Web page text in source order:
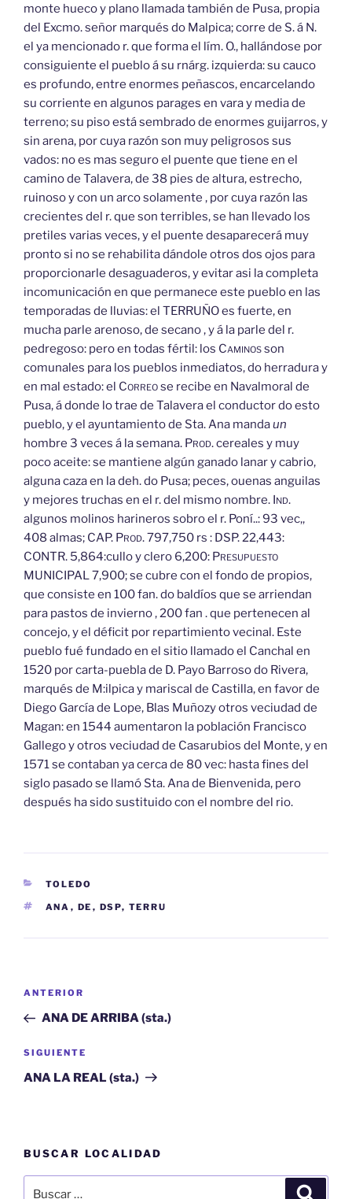
monte hueco y plano llamada también de Pusa, propia
del Excmo. señor marqués do Malpica; corre de S. á N.
el ya mencionado r. que forma el lím. O., hallándose por
consiguiente el pueblo á su rnárg. izquierda: su cauco
es profundo, entre enormes peñascos, encarcelando
su corriente en algunos parages en vara y media de
terreno; su piso está sembrado de enormes guijarros, y
sin arena, por cuya razón son muy peligrosos sus
vados: no es mas seguro el puente que tiene en el
camino de Talavera, de 38 pies de altura, estrecho,
ruinoso y con un arco solamente , por cuya razón las
crecientes del r. que son terribles, se han llevado los
pretiles varias veces, y el puente desaparecerá muy
pronto si no se rehabilita dándole otros dos ojos para
proporcionarle desaguaderos, y evitar asi la completa
incomunicación en que permanece este pueblo en las
temporadas de lluvias: el TERRUÑO es fuerte, en
mucha parle arenoso, de secano , y á la parle del r.
pedregoso: pero en todas fértil: los Caminosson
comunales para los pueblos inmediatos, do herradura y
en mal estado: el Correose recibe en Navalmoral de
Pusa, á donde lo trae de Talavera el conductor do esto
pueblo, y el ayuntamiento de Sta. Ana mandaun
hombre 3 veces á la semana. Prod.cereales y muy
poco aceite: se mantiene algún ganado lanar y cabrio,
alguna caza en la deh. do Pusa; peces, ouenas anguilas
y mejores truchas en el r. del mismo nombre. Ind.
algunos molinos harineros sobro el r. Poní..: 93 vec,,
408 almas; CAP. Prod.797,750 rs : DSP. 22,443:
CONTR. 5,864:cullo y clero 6,200: Presupuesto
MUNICIPAL 7,900; se cubre con el fondo de propios,
que consiste en 100 fan. do baldíos que se arriendan
para pastos de invierno , 200 fan . que pertenecen al
concejo, y el déficit por repartimiento vecinal. Este
pueblo fué fundado en el sitio llamado el Canchal en
1520 por carta-puebla de D. Payo Barroso do Rivera,
marqués de M:ilpica y mariscal de Castilla, en favor de
Diego García de Lope, Blas Muñozy otros veciudad de
Magan: en 1544 aumentaron la población Francisco
Gallego y otros veciudad de Casarubios del Monte, y en
1571 se contaban ya cerca de 80 vec: hasta fines del
siglo pasado se llamó Sta. Ana de Bienvenida, pero
después ha sido sustituido con el nombre del rio.
CATEGORÍAS
TOLEDO
ETIQUETAS
ANA , DE , DSP, TERRU
Navegación
entradas
Entrada
anterior:
ANTERIOR
ANA DE ARRIBA (sta.)
Siguiente
entrada
SIGUIENTE
ANA LA REAL (sta.)
BUSCAR LOCALIDAD